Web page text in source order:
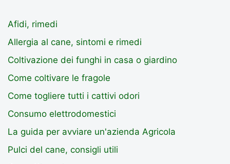
Afidi, rimedi
Allergia al cane, sintomi e rimedi
Coltivazione dei funghi in casa o giardino
Come coltivare le fragole
Come togliere tutti i cattivi odori
Consumo elettrodomestici
La guida per avviare un'azienda Agricola
Pulci del cane, consigli utili